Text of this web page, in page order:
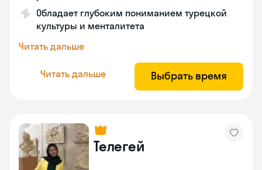
Обладает глубоким пониманием турецкой
культуры и менталитета
Читать дальше
Читать дальше Выбрать время
Телегей